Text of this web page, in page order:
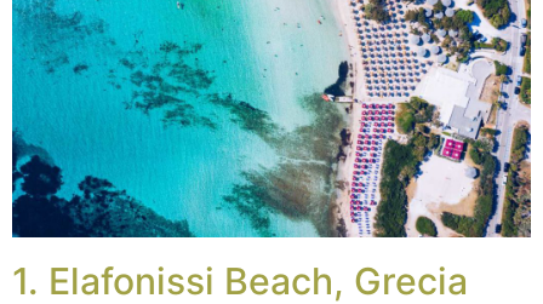
1. Elafonissi Beach, Grecia